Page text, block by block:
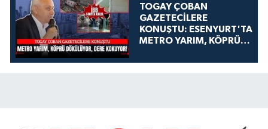
TOGAY ÇOBAN
GAZETECİLERE
KONUŞTU: ESENYURT'TA
METRO YARIM, KÖPRÜ
KOKUYOR!